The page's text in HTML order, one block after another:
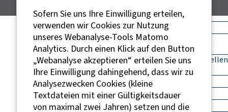
Wir über uns
Unser Netzwerk
Enterprise Europe
Network (EEN)
Auftragsberatungsstellen
in Deutschland
Ansprechpartner
Träger
Vorstand
Sofern Sie uns Ihre Einwilligung erteilen,
verwenden wir Cookies zur Nutzung
unseres Webanalyse-Tools Matomo
Analytics. Durch einen Klick auf den Button
„Webanalyse akzeptieren“ erteilen Sie uns
Ihre Einwilligung dahingehend, dass wir zu
Analysezwecken Cookies (kleine
Textdateien mit einer Gültigkeitsdauer
von maximal zwei Jahren) setzen und die